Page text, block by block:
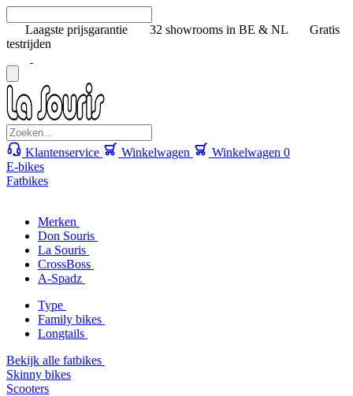
Laagste prijsgarantie 32 showrooms in BE & NL
Gratis
testrijden
Klantenservice Winkelwagen Winkelwagen 0
E-bikes
Fatbikes
Merken
Don Souris
La Souris
CrossBoss
A-Spadz
Type
Family bikes
Longtails
Bekijk alle fatbikes
Skinny bikes
Scooters